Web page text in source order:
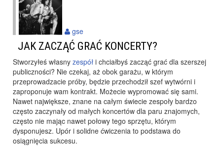
JAK ZACZĄĆ GRAĆ KONCERTY?
Stworzyłeś własny zespół i chciałbyś zacząć grać dla szerszej
publiczności? Nie czekaj, aż obok garażu, w którym
przeprowadzacie próby, będzie przechodził szef wytwórni i
zaproponuje wam kontrakt. Możecie wypromować się sami.
Nawet największe, znane na całym świecie zespoły bardzo
często zaczynały od małych koncertów dla paru znajomych,
często nie mając nawet połowy tego sprzętu, którym
dysponujesz. Upór i solidne ćwiczenia to podstawa do
osiągnięcia sukcesu.
gse